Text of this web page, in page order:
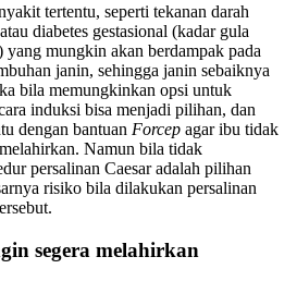
tertentu, seperti tekanan darah
diabetes gestasional (kadar gula
mungkin akan berdampak pada
janin, sehingga janin sebaiknya
bila memungkinkan opsi untuk
induksi bisa menjadi pilihan, dan
dengan bantuan Forcep agar ibu tidak
Namun bila tidak
persalinan Caesar adalah pilihan
risiko bila dilakukan persalinan
segera melahirkan